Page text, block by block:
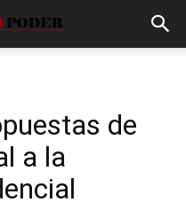
de
a la